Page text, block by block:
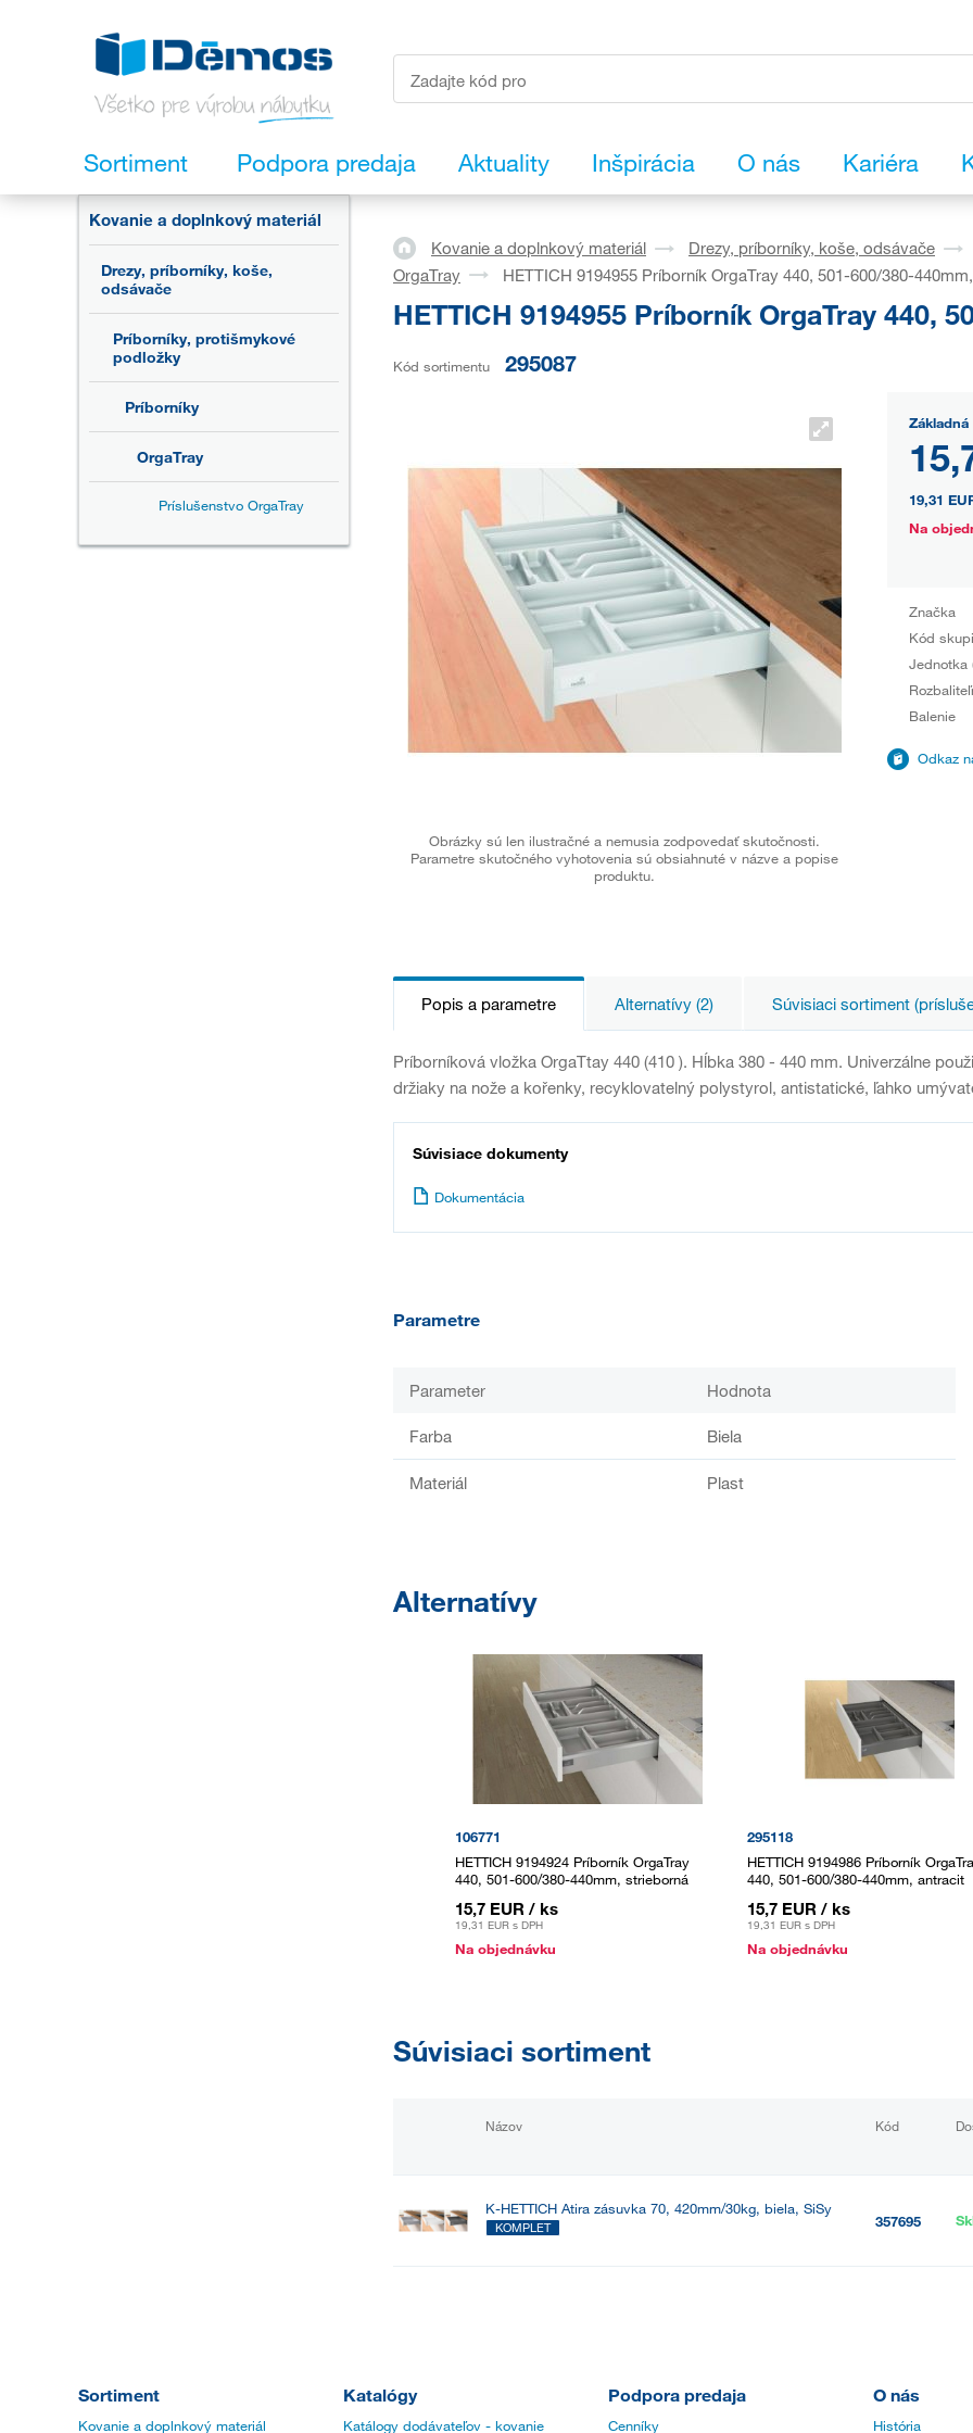
Sortiment Podpora predaja Aktuality Inšpirácia O nás Kariéra
Kovanie a doplnkový materiál
Drezy, príborníky, koše,
odsávače
Príborníky, protišmykové
podložky
Príborníky
OrgaTray
Príslušenstvo OrgaTray
Kovanie a doplnkový materiál
Drezy, príborníky, koše, odsávače
OrgaTray
HETTICH 9194955 Príborník OrgaTray 440, 501-600/380-
HETTICH 9194955 Príborník OrgaTray 440,
Kód sortimentu 295087
Obrázky sú len ilustračné a nemusia zodpovedať skutočnosti.
Parametre skutočného vyhotovenia sú obsiahnuté v názve a popise
produktu.
19,31
Na
Značka
Kód
Jednotka
Balenie
Odkaz
Popis a parametre Alternatívy (2) Súvisiaci sortiment
Príborníková vložka OrgaTtay 440 (410 ). Hĺbka 380 - 440 mm. Univerzálne
držiaky na nože a kořenky, recyklovatelný polystyrol, antistatické, ľahko
Súvisiace dokumenty
Dokumentácia
Parametre
Parameter Hodnota
Farba Biela
Materiál Plast
Alternatívy
106771
HETTICH 9194924 Príborník OrgaTray
440, 501-600/380-440mm, strieborná
15,7 EUR / ks
19,31 EUR s DPH
Na objednávku
295118
HETTICH 9194986 Príborník
440, 501-600/380-440mm, antracit
15,7 EUR / ks
19,31 EUR s DPH
Na objednávku
Súvisiaci sortiment
Názov Kód
K-HETTICH Atira zásuvka 70, 420mm/30kg, biela, SiSy
KOMPLET 357695
Sortiment
Kovanie a doplnkový materiál
Katalógy
Katálogy dodávateľov - kovanie
Podpora predaja
Cenníky
O nás
História